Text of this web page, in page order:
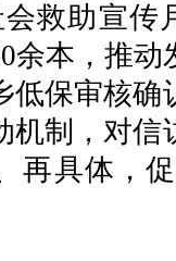
会救助宣传
余本，推
低保审核
机制，对
再具体，